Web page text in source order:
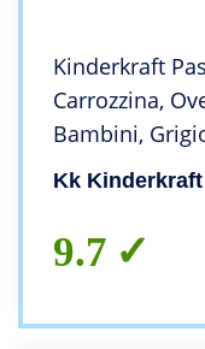
Kinderkraft
Carrozzina,
Bambini,
Kk Kinderkraft
9.7